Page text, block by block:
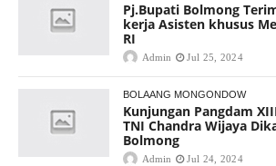
Pj.Bupati Bolmong
kerja Asisten khusus
RI
Admin Jul 25, 2024
BOLAANG MONGONDOW
Kunjungan Pangdam
TNI Chandra Wijaya
Bolmong
Admin Jul 24, 2024